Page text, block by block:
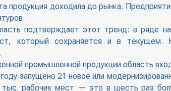
продукция доходила до рынка.
подтверждает этот тренд: в ряде
который сохраняется и в
промышленной продукции область
запущено 21 новое или
рабочих мест — это в шесть раз